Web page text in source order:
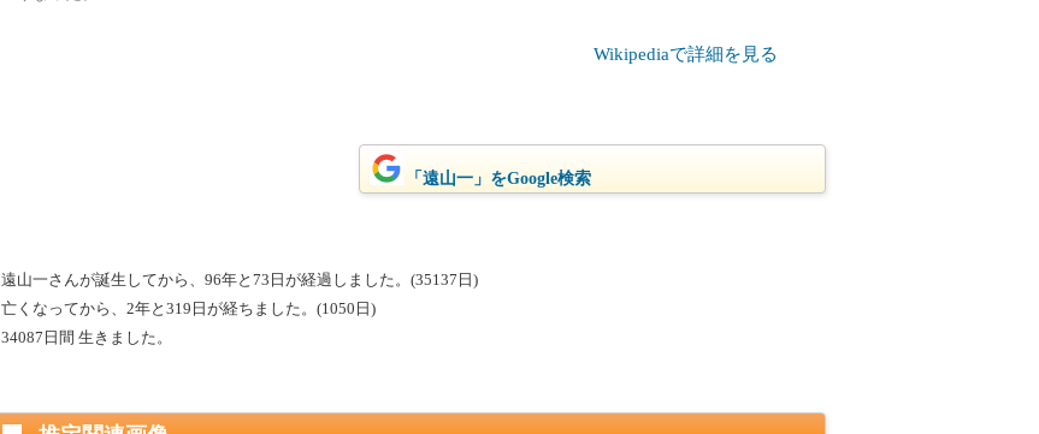
Wikipediaで詳細を見る
「遠山一」をGoogle検索
遠山一さんが誕生してから、96年と73日が経過しました。(35137日)
亡くなってから、2年と319日が経ちました。(1050日)
34087日間 生きました。